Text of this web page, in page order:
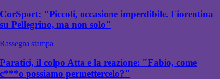
CorSport: "Piccoli, occasione imperdibile. Fiorentina
su Pellegrino, ma non solo"
Rassegna stampa
Paratici, il colpo Atta e la reazione: "Fabio, come
c***o possiamo permettercelo?"